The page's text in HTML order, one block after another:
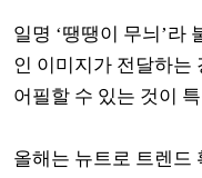
일명 ‘땡땡이 무늬’라
인 이미지가 전달하는
어필할 수 있는 것이
올해는 뉴트로 트렌드